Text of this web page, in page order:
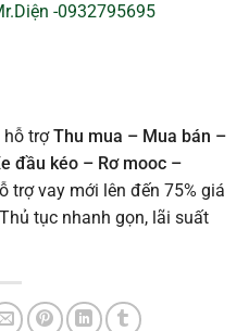
-0932795695
hỗ trợThu mua – Mua bán –
đầu kéo – Rơ mooc –
trợ vay mới lên đến 75% giá
tục nhanh gọn, lãi suất